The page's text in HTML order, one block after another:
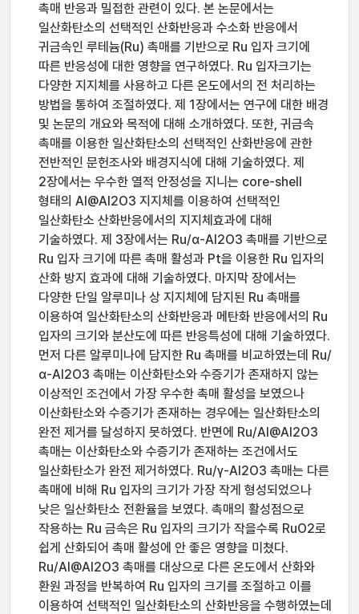
촉매 반응과 밀접한 관련이 있다. 본 논문에서는
일산화탄소의 선택적인 산화반응과 수소화 반응에서
귀금속인 루테늄(Ru) 촉매를 기반으로 Ru 입자 크기에
따른 반응성에 대한 영향을 연구하였다. Ru 입자크기는
다양한 지지체를 사용하고 다른 온도에서의 전 처리하는
방법을 통하여 조절하였다. 제 1장에서는 연구에 대한 배경
및 논문의 개요와 목적에 대해 소개하였다. 또한, 귀금속
촉매를 이용한 일산화탄소의 선택적인 산화반응에 관한
전반적인 문헌조사와 배경지식에 대해 기술하였다. 제
2장에서는 우수한 열적 안정성을 지니는 core-shell
형태의 Al@Al2O3 지지체를 이용하여 선택적인
일산화탄소 산화반응에서의 지지체효과에 대해
기술하였다. 제 3장에서는 Ru/α-Al2O3 촉매를 기반으로
Ru 입자 크기에 따른 촉매 활성과 Pt을 이용한 Ru 입자의
산화 방지 효과에 대해 기술하였다. 마지막 장에서는
다양한 단일 알루미나 상 지지체에 담지된 Ru 촉매를
이용하여 일산화탄소의 산화반응과 메탄화 반응에서의 Ru
입자의 크기와 분산도에 따른 반응특성에 대해 기술하였다.
먼저 다른 알루미나에 담지한 Ru 촉매를 비교하였는데 Ru/
α-Al2O3 촉매는 이산화탄소와 수증기가 존재하지 않는
이상적인 조건에서 가장 우수한 촉매 활성을 보였으나
이산화탄소와 수증기가 존재하는 경우에는 일산화탄소의
완전 제거를 달성하지 못하였다. 반면에 Ru/Al@Al2O3
촉매는 이산화탄소와 수증기가 존재하는 조건에서도
일산화탄소가 완전 제거하였다. Ru/γ-Al2O3 촉매는 다른
촉매에 비해 Ru 입자의 크기가 가장 작게 형성되었으나
낮은 일산화탄소 전환율을 보였다. 촉매의 활성점으로
작용하는 Ru 금속은 Ru 입자의 크기가 작을수록 RuO2로
쉽게 산화되어 촉매 활성에 안 좋은 영향을 미쳤다.
Ru/Al@Al2O3 촉매를 대상으로 다른 온도에서 산화와
환원 과정을 반복하여 Ru 입자의 크기를 조절하고 이를
이용하여 선택적인 일산화탄소의 산화반응을 수행하였는데